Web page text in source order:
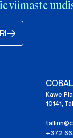
viimaste
Kawe
10141,
+372